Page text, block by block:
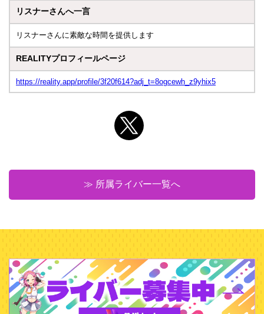
リスナーさんへ一言
リスナーさんに素敵な時間を提供します
REALITYプロフィールページ
https://reality.app/profile/3f20f614?adj_t=8ogcewh_z9yhix5
≫ 所属ライバー一覧へ